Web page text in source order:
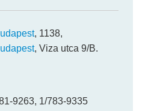
, 1138,
, Viza utca 9/B.
9263, 1/783-9335